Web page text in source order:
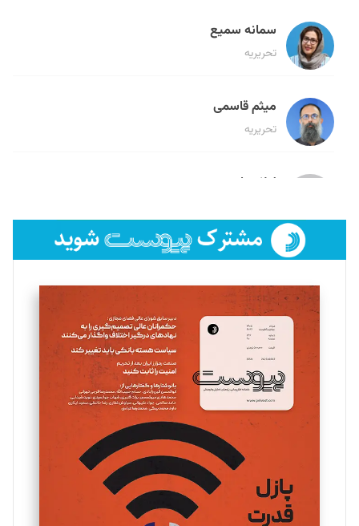
سمانه سمیع
تحریریه
میثم قاسمی
تحریریه
لیلا حنارود
فائزه فتحی رستمی
تحریریه
سروش کرمیان
تحریریه
مینا پاکدل
یسنا امان‌پور
تحریریه